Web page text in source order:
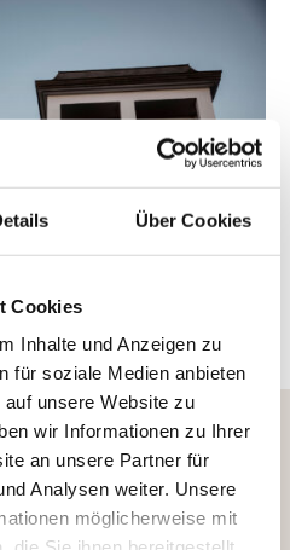
Über Cookies
Cookies
Inhalte und Anzeigen zu
für soziale Medien anbieten
unsere Website zu
wir Informationen zu Ihrer
an unsere Partner für
Analysen weiter. Unsere
möglicherweise mit